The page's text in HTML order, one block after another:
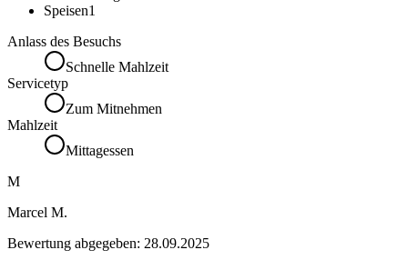
Speisen1
Anlass des Besuchs
Schnelle Mahlzeit
Servicetyp
Zum Mitnehmen
Mahlzeit
Mittagessen
M
Marcel M.
Bewertung abgegeben: 28.09.2025